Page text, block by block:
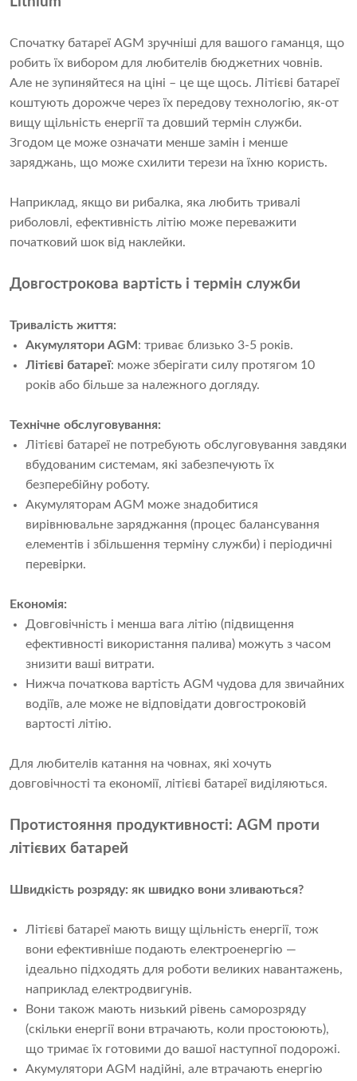
Спочатку батареї AGM зручніші для вашого гаманця, що
робить їх вибором для любителів бюджетних човнів.
Але не зупиняйтеся на ціні – це ще щось. Літієві батареї
коштують дорожче через їх передову технологію, як-от
вищу щільність енергії та довший термін служби.
Згодом це може означати менше замін і менше
заряджань, що може схилити терези на їхню користь.
Наприклад, якщо ви рибалка, яка любить тривалі
риболовлі, ефективність літію може переважити
початковий шок від наклейки.
Довгострокова вартість і термін служби
Тривалість життя:
Акумулятори AGM : триває близько 3-5 років.
Літієві батареї: може зберігати силу протягом 10
років або більше за належного догляду.
Технічне обслуговування:
Літієві батареї не потребують обслуговування завдяки
вбудованим системам, які забезпечують їх
безперебійну роботу.
Акумуляторам AGM може знадобитися
вирівнювальне заряджання (процес балансування
елементів і збільшення терміну служби) і періодичні
перевірки.
Економія:
Довговічність і менша вага літію (підвищення
ефективності використання палива) можуть з часом
знизити ваші витрати.
Нижча початкова вартість AGM чудова для звичайних
водіїв, але може не відповідати довгостроковій
вартості літію.
Для любителів катання на човнах, які хочуть
довговічності та економії, літієві батареї виділяються.
Протистояння продуктивності: AGM проти
літієвих батарей
Швидкість розряду: як швидко вони зливаються?
Літієві батареї мають вищу щільність енергії, тож
вони ефективніше подають електроенергію —
ідеально підходять для роботи великих навантажень,
наприклад електродвигунів.
Вони також мають низький рівень саморозряду
(скільки енергії вони втрачають, коли простоюють),
що тримає їх готовими до вашої наступної подорожі.
Акумулятори AGM надійні, але втрачають енергію